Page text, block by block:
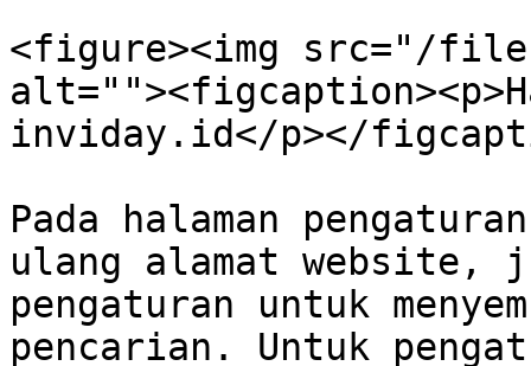
<figure><img src="/files/
inviday.id</p></
Pada halaman
ulang alamat website,
pengaturan untuk
pencarian. Untuk